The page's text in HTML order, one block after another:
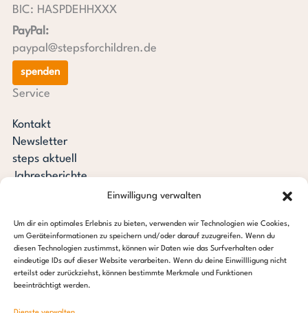
Einwilligung verwalten
Um dir ein optimales Erlebnis zu bieten, verwenden wir Technologien wie Cookies,
um Geräteinformationen zu speichern und/oder darauf zuzugreifen. Wenn du
diesen Technologien zustimmst, können wir Daten wie das Surfverhalten oder
eindeutige IDs auf dieser Website verarbeiten. Wenn du deine Einwillligung nicht
erteilst oder zurückziehst, können bestimmte Merkmale und Funktionen
beeinträchtigt werden.
BIC: HASPDEHHXXX
PayPal:
paypal@stepsforchildren.de
spenden
Service
Kontakt
Newsletter
steps aktuell
Jahresberichte
Pressespiegel
Stiftung steps for children
c/o Regus Altona